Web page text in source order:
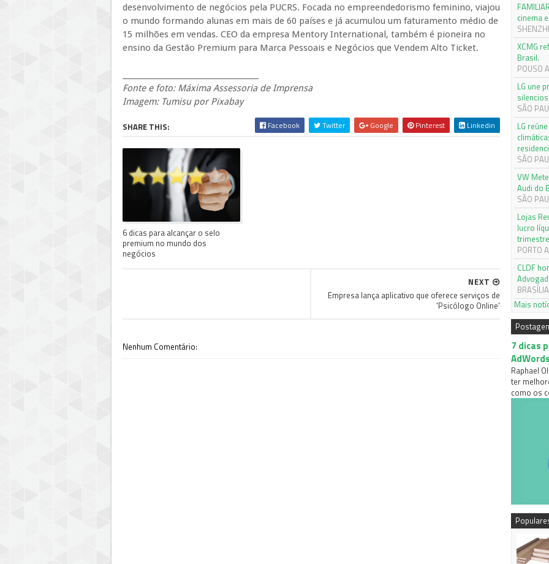
desenvolvimento de negócios pela PUCRS. Focada no empreendedorismo feminino, viajou
o mundo formando alunas em mais de 60 países e já acumulou um faturamento médio de
15 milhões em vendas. CEO da empresa Mentory International, também é pioneira no
ensino da Gestão Premium para Marca Pessoais e Negócios que Vendem Alto Ticket.
Fonte e foto: Máxima Assessoria de Imprensa
Imagem: Tumisu por Pixabay
SHARE THIS: Facebook Twitter Google Pinterest Linkedin
6 dicas para alcançar o selo
premium no mundo dos
negócios
NEXT
Empresa lança aplicativo que oferece serviços de
'Psicólogo Online'
Nenhum Comentário:
cinema
XCMG
Brasil.
POUSO
LG une
SÃO
LG
SÃO
VW
Audi do
SÃO
Lojas
lucro
trimestre
PORTO
CLDF
Mais
7 dicas
Raphael
ter
como os